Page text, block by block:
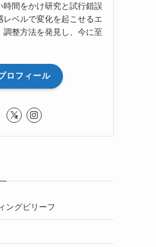
時間をかけ研究と試行錯誤
レベルで変化を起こせるエ
調整方法を発見し、今に至
ロフィール
ングビリーフ